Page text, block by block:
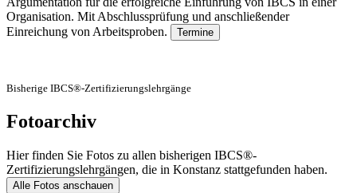
Organisation. Mit Abschlussprüfung und anschließender
Einreichung von Arbeitsproben.
Termine
Bisherige IBCS®-Zertifizierungslehrgänge
Fotoarchiv
Hier finden Sie Fotos zu allen bisherigen IBCS®-
Zertifizierungslehrgängen, die in Konstanz stattgefunden haben.
Alle Fotos anschauen